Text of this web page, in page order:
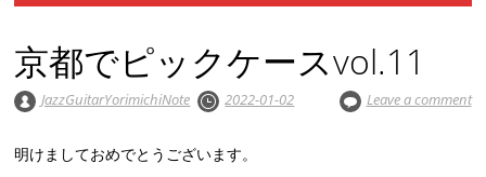
京都でピックケースvol.11
JazzGuitarYorimichiNote 2022-01-02 Leave a comment
明けましておめでとうございます。